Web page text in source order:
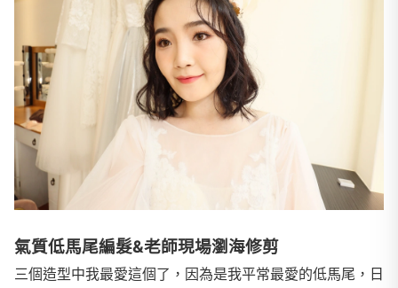
氣質低馬尾編髮&老師現場瀏海修剪
三個造型中我最愛這個了，因為是我平常最愛的低馬尾，日